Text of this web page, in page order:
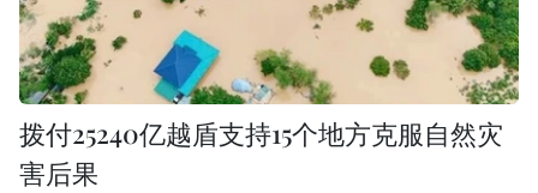
拨付25240亿越盾支持15个地方克服自然灾
害后果